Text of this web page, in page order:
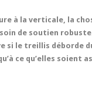
à la verticale, la
de soutien
si le treillis déborde
ce qu’elles soient